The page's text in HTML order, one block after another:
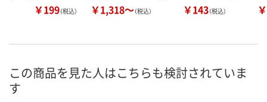
￥199（税込） ￥1,318～（税込） ￥143（税込）
この商品を見た人はこちらも検討されていま
す